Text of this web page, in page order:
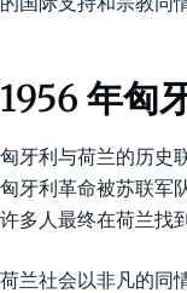
1956 年匈
匈牙利与荷兰的历史
匈牙利革命被苏联军
许多人最终在荷兰找
荷兰社会以非凡的同